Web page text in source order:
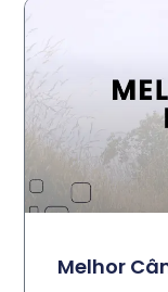
Melhor